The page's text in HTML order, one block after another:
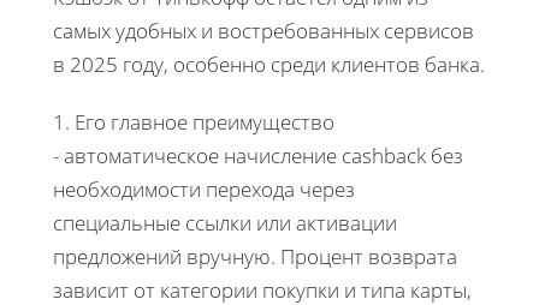
самых удобных и востребованных сервисов
в 2025 году, особенно среди клиентов банка.
1. Его главное преимущество
- автоматическое начисление cashback без
необходимости перехода через
специальные ссылки или активации
предложений вручную. Процент возврата
зависит от категории покупки и типа карты,